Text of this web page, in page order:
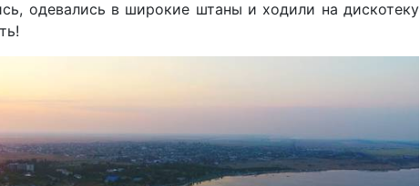
одевались в широкие штаны и ходили на дискотеку